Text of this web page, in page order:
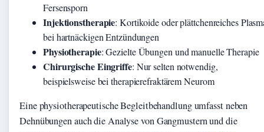
Fersensporn
Injektionstherapie: Kortikoide oder plättchenreiches
bei hartnäckigen Entzündungen
Physiotherapie: Gezielte Übungen und manuelle Therapie
Chirurgische Eingriffe: Nur selten notwendig,
beispielsweise bei therapierefraktärem Neurom
Eine physiotherapeutische Begleitbehandlung umfasst neben
Dehnübungen auch die Analyse von Gangmustern und die